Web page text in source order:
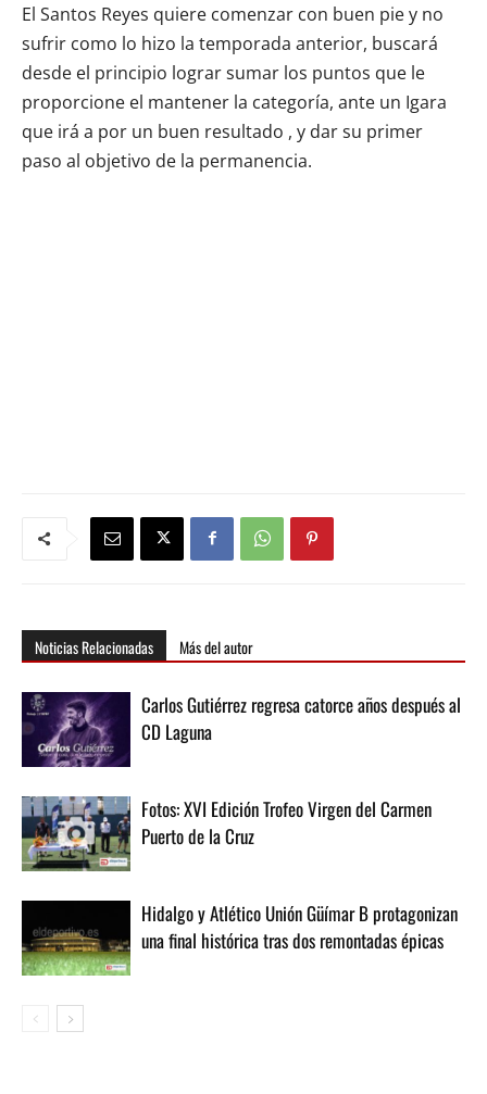
El Santos Reyes quiere comenzar con buen pie y no
sufrir como lo hizo la temporada anterior, buscará
desde el principio lograr sumar los puntos que le
proporcione el mantener la categoría, ante un Igara
que irá a por un buen resultado , y dar su primer
paso al objetivo de la permanencia.
Noticias Relacionadas Más del autor
Carlos Gutiérrez regresa catorce años después al
CD Laguna
Fotos: XVI Edición Trofeo Virgen del Carmen
Puerto de la Cruz
Hidalgo y Atlético Unión Güímar B protagonizan
una final histórica tras dos remontadas épicas